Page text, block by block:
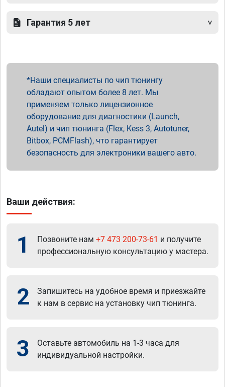
Гарантия 5 лет
Наши специалисты по чип тюнингу
обладают опытом более 8 лет. Мы
применяем только лицензионное
оборудование для диагностики (Launch,
Autel) и чип тюнинга (Flex, Kess 3, Autotuner,
Bitbox, PCMFlash), что гарантирует
безопасность для электроники вашего авто.
Ваши действия:
1 Позвоните нам +7 473 200-73-61 и получите
профессиональную консультацию у мастера.
2
Запишитесь на удобное время и приезжайте
к нам в сервис на установку чип тюнинга.
3
Оставьте автомобиль на 1-3 часа для
индивидуальной настройки.